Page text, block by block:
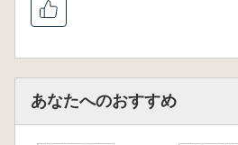
あなたへのおすすめ